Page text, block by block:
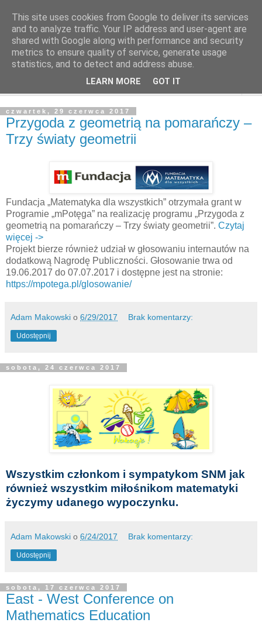
czwartek, 29 czerwca 2017
Przygoda z geometrią na pomarańczy –
Trzy światy geometrii
Fundacja „Matematyka dla wszystkich” otrzymała grant w
Programie „mPotęga” na realizację programu „Przygoda z
geometrią na pomarańczy – Trzy światy geometrii”. Czytaj
więcej ->
Projekt bierze również udział w głosowaniu internautów na
dodatkową Nagrodę Publiczności. Głosowanie trwa od
19.06.2017 do 07.07.2017 i dostępne jest na stronie:
https://mpotega.pl/glosowanie/
Adam Makowski o 6/29/2017 Brak komentarzy:
Udostępnij
sobota, 24 czerwca 2017
Wszystkim członkom i sympatykom SNM jak
również wszystkim miłośnikom matematyki
życzymy udanego wypoczynku.
Adam Makowski o 6/24/2017 Brak komentarzy:
Udostępnij
sobota, 17 czerwca 2017
East - West Conference on
Mathematics Education
This site uses cookies from Google to deliver its services
and to analyze traffic. Your IP address and user-agent are
shared with Google along with performance and security
metrics to ensure quality of service, generate usage
statistics, and to detect and address abuse.
LEARN MORE GOT IT